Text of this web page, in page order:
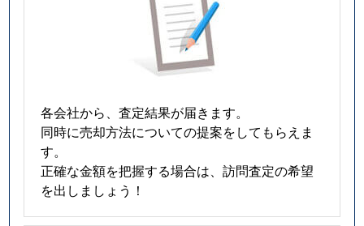
各会社から、査定結果が届きます。
同時に売却方法についての提案をしてもらえま
す。
正確な金額を把握する場合は、訪問査定の希望
を出しましょう！